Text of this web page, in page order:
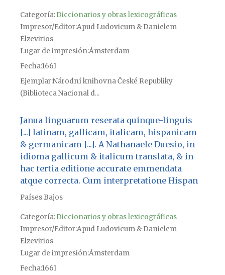
Categoría:Diccionarios y obras lexicográficas
Impresor/Editor Apud Ludovicum & Danielem
Elzevirios
Lugar de impresiónÁmsterdam
Fecha1661
Ejemplar Národní knihovna České Republiky
(Biblioteca Nacional d...
Janua linguarum reserata quinque-linguis
[...] latinam, gallicam, italicam, hispanicam
& germanicam [...]. A Nathanaele Duesio, in
idioma gallicum & italicum translata, & in
hac tertia editione accurate emmendata
atque correcta. Cum interpretatione Hispan
Países Bajos
Categoría:Diccionarios y obras lexicográficas
Impresor/Editor Apud Ludovicum & Danielem
Elzevirios
Lugar de impresiónÁmsterdam
Fecha1661